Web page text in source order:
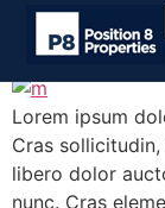
New
Lorem ipsum
Cras
libero dolor
nunc. Cras